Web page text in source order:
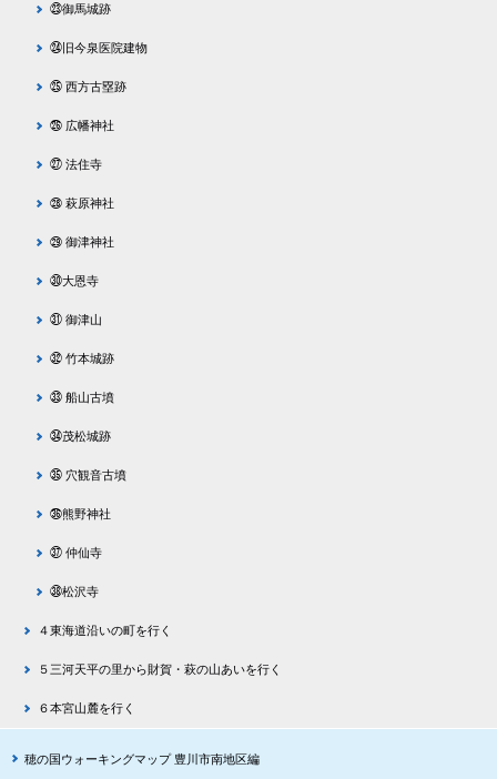
㉓御馬城跡
㉔旧今泉医院建物
㉕ 西方古塁跡
㉖ 広幡神社
㉗ 法住寺
㉘ 萩原神社
㉙ 御津神社
㉚大恩寺
㉛ 御津山
㉜ 竹本城跡
㉝ 船山古墳
㉞茂松城跡
㉟ 穴観音古墳
㊱熊野神社
㊲ 仲仙寺
㊳松沢寺
４東海道沿いの町を行く
５三河天平の里から財賀・萩の山あいを行く
６本宮山麓を行く
穂の国ウォーキングマップ 豊川市南地区編